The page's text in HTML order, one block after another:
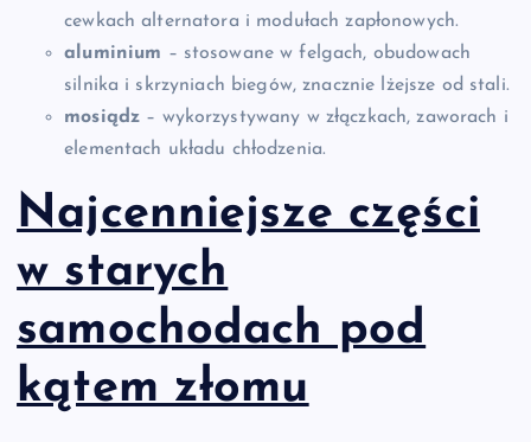
cewkach alternatora i modułach zapłonowych.
aluminium – stosowane w felgach, obudowach
silnika i skrzyniach biegów, znacznie lżejsze od stali.
mosiądz – wykorzystywany w złączkach, zaworach i
elementach układu chłodzenia.
Najcenniejsze części
w starych
samochodach pod
kątem złomu